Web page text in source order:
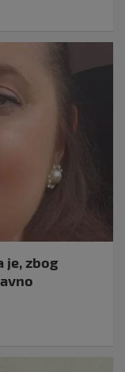
je, zbog